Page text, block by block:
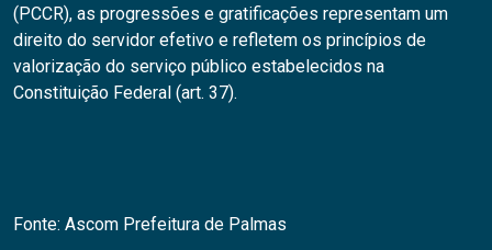
(PCCR), as progressões e gratificações representam um
direito do servidor efetivo e refletem os princípios de
valorização do serviço público estabelecidos na
Constituição Federal (art. 37).
Fonte: Ascom Prefeitura de Palmas